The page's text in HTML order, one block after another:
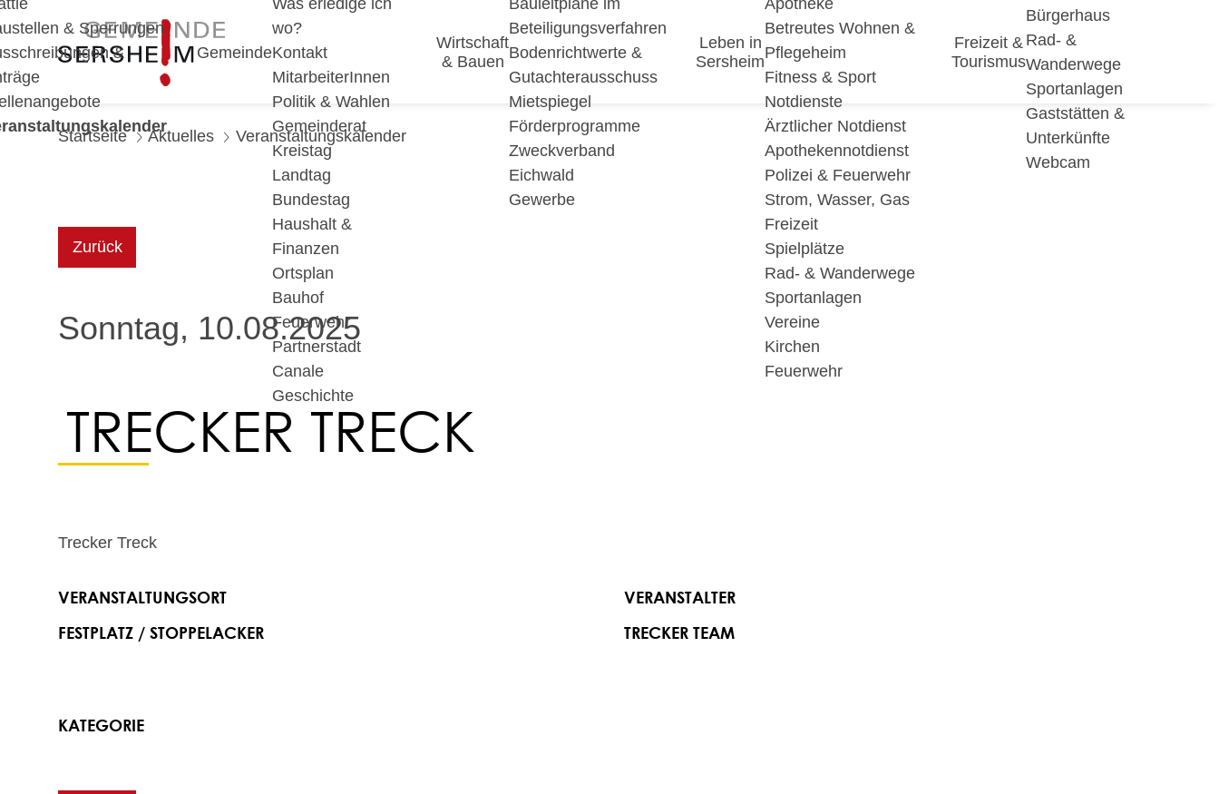
& Sperrungen
&
Gemeinde
wo?
Kontakt
MitarbeiterInnen
Politik & Wahlen
Gemeinderat
Kreistag
Landtag
Bundestag
Haushalt &
Finanzen
Ortsplan
Bauhof
Feuerwehr
Partnerstadt
Canale
Geschichte
Wirtschaft
& Bauen
Beteiligungsverfahren
Bodenrichtwerte &
Gutachterausschuss
Mietspiegel
Förderprogramme
Zweckverband
Eichwald
Gewerbe
Leben in
Sersheim
Betreutes Wohnen &
Pflegeheim
Fitness & Sport
Notdienste
Ärztlicher Notdienst
Apothekennotdienst
Polizei & Feuerwehr
Strom, Wasser, Gas
Freizeit
Spielplätze
Rad- & Wanderwege
Sportanlagen
Vereine
Kirchen
Feuerwehr
Freizeit &
Tourismus
Bürgerhaus
Rad- &
Wanderwege
Sportanlagen
Gaststätten &
Unterkünfte
Webcam
Startseite Aktuelles Veranstaltungskalender
Zurück
Sonntag, 10.08.2025
TRECKER TRECK
Trecker Treck
VERANSTALTUNGSORT
FESTPLATZ / STOPPELACKER
VERANSTALTER
TRECKER TEAM
KATEGORIE